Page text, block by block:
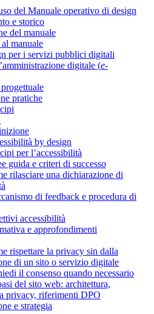
del Manuale operativo di design
e storico
del manuale
manuale
per i servizi pubblici digitali
digitale (e-
pratiche
by design
per l’accessibilità
guida e criteri di successo
rilasciare una dichiarazione di
di feedback e procedura di
accessibilità
e approfondimenti
rispettare la privacy sin dalla
di un sito o servizio digitale
il consenso quando necessario
del sito web: architettura,
privacy, riferimenti DPO
e strategia